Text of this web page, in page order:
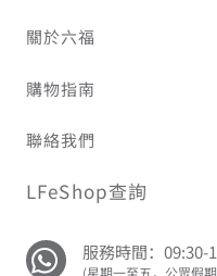
關於六福
購物指南
聯絡我們
LFeShop查詢
服務時間：09:30-
(星期一至五，公眾假